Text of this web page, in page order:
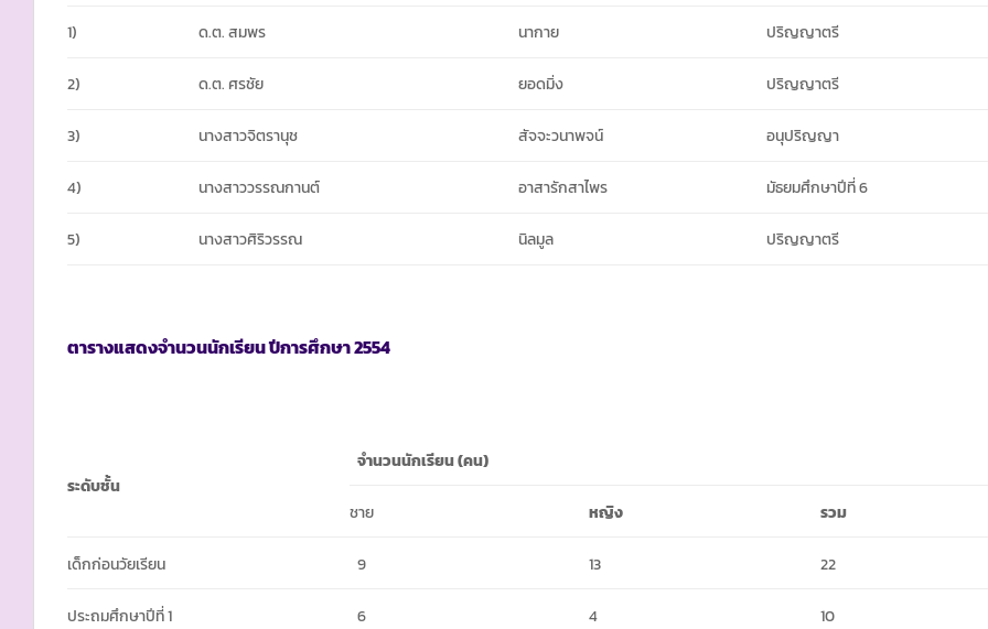
1) ด.ต. สมพร นากาย ปริญญาตรี
2) ด.ต. ศรชัย ยอดมิ่ง ปริญญาตรี
3) นางสาวจิตรานุช สัจจะวนาพจน์ อนุปริญญา
4) นางสาววรรณกานต์ อาสารักสาไพร มัธยมศึกษาปีที่ 6
5) นางสาวศิริวรรณ นิลมูล ปริญญาตรี
ตารางแสดงจำนวนนักเรียน ปีการศึกษา2554
ระดับชั้น
จำนวนนักเรียน(คน)
ชาย หญิง รวม
เด็กก่อนวัยเรียน 9 13 22
ประถมศึกษาปีที่ 1 6 4 10